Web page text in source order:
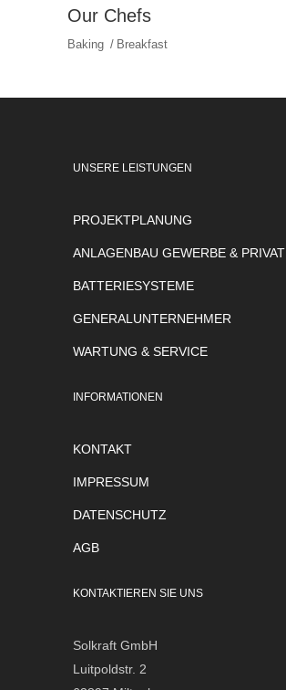
Our Chefs
Baking Breakfast
UNSERE LEISTUNGEN
PROJEKTPLANUNG
ANLAGENBAU GEWERBE & PRIVAT
BATTERIESYSTEME
GENERALUNTERNEHMER
WARTUNG & SERVICE
INFORMATIONEN
KONTAKT
IMPRESSUM
DATENSCHUTZ
AGB
KONTAKTIEREN SIE UNS
Solkraft GmbH
Luitpoldstr. 2